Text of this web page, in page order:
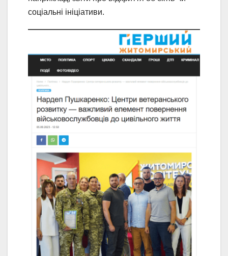
соціальні ініціативи.